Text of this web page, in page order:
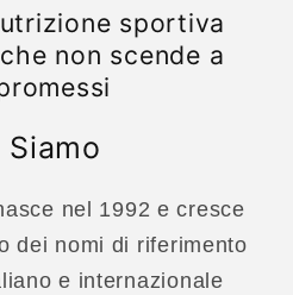
sportiva
non scende a
Siamo
nel 1992 e cresce
dei nomi di riferimento
e internazionale